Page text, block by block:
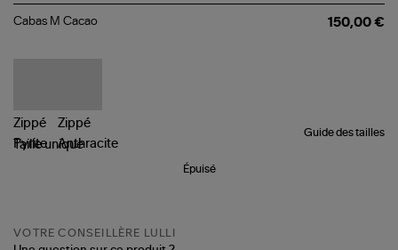
Cabas
Cabas M Cacao 150,00 €
Guide des tailles
Tailleunique
Épuisé
VOTRE CONSEILLÈRE LULLI